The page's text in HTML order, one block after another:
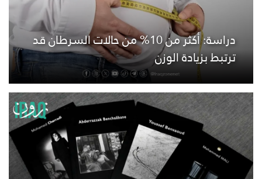
دراسة: أكثر من 10% من حالات السرطان قد
ترتبط بزيادة الوزن